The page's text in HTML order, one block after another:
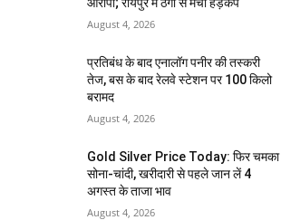
August 4, 2026
प्रतिबंध के बाद एनालॉग पनीर की तस्करी
तेज, बस के बाद रेलवे स्टेशन पर 100 किलो
बरामद
August 4, 2026
Gold Silver Price Today: फिर चमका
सोना-चांदी, खरीदारी से पहले जान लें 4
अगस्त के ताजा भाव
August 4, 2026